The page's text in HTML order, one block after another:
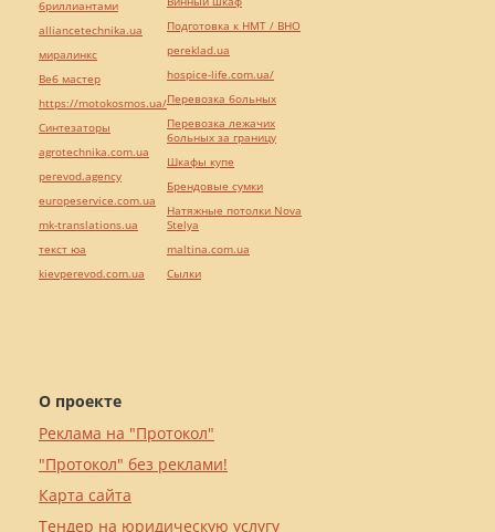
О проекте
Реклама на "Протокол"
"Протокол" без реклами!
Карта сайта
Тендер на юридическую услугу
бриллиантами
alliancetechnika.ua
миралинкс
Веб мастер
https://motokosmos.ua/
Синтезаторы
agrotechnika.com.ua
perevod.agency
europeservice.com.ua
mk-translations.ua
текст юа
kievperevod.com.ua
Подготовка к НМТ / ВНО
pereklad.ua
hospice-life.com.ua/
Перевозка больных
Перевозка лежачих
больных за границу
Шкафы купе
Брендовые сумки
Натяжные потолки Nova
Stelya
maltina.com.ua
Cылки